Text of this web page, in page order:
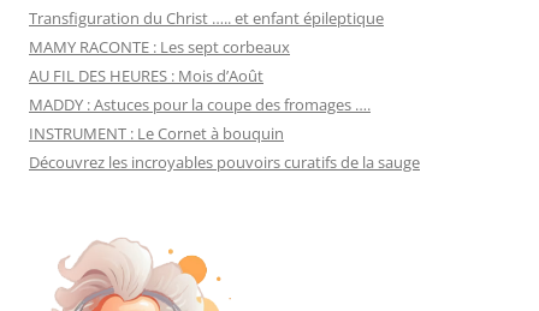
Transfiguration du Christ ….. et enfant épileptique
MAMY RACONTE : Les sept corbeaux
AU FIL DES HEURES : Mois d’Août
MADDY : Astuces pour la coupe des fromages ….
INSTRUMENT : Le Cornet à bouquin
Découvrez les incroyables pouvoirs curatifs de la sauge